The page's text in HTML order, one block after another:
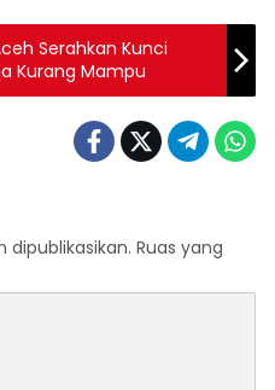
Serahkan Kunci
Kurang Mampu
dipublikasikan. Ruas yang